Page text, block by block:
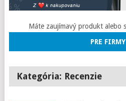
Máte zaujímavý produkt alebo
PRE
Kategória: Recenzie